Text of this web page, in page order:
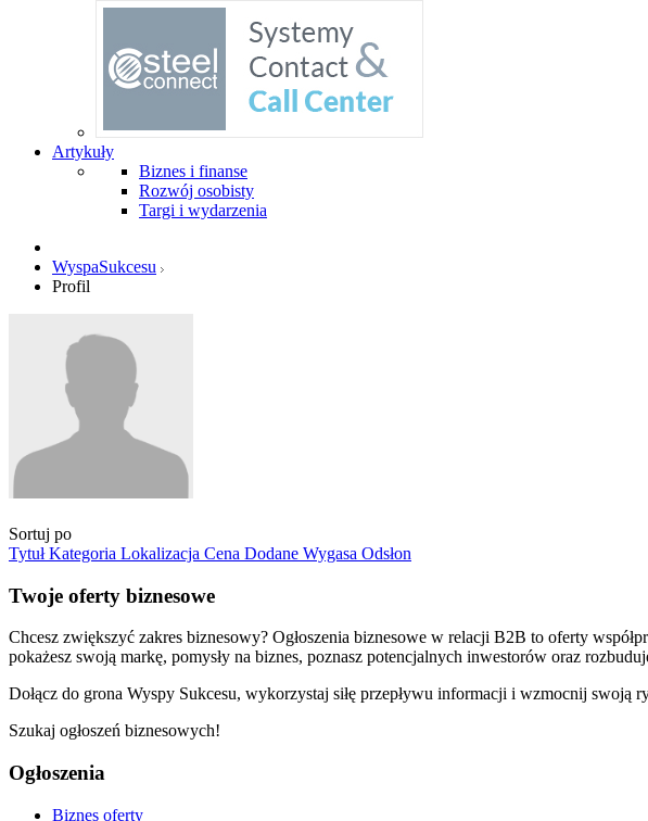
Artykuły
Biznes i finanse
Rozwój osobisty
Targi i wydarzenia
WyspaSukcesu
Profil
Sortuj po
TytułKategoria Lokalizacja Cena Dodane Wygasa Odsłon
Twoje oferty biznesowe
Chcesz zwiększyć zakres biznesowy? Ogłoszenia biznesowe w relacji B2B to oferty
pokażesz swoją markę, pomysły na biznes, poznasz potencjalnych inwestorów oraz
Dołącz do grona Wyspy Sukcesu, wykorzystaj siłę przepływu informacji i wzmocnij
Szukaj ogłoszeń biznesowych!
Ogłoszenia
Biznes oferty